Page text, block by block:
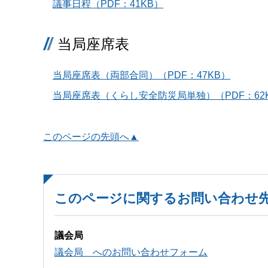
議事日程（PDF：41KB）
当局座席表
当局座席表（両部合同）（PDF：47KB）
当局座席表（くらし安全防災局単独）（PDF：
このページの先頭へ▲
このページに関するお問い合わせ
議会局
議会局 へのお問い合わせフォーム